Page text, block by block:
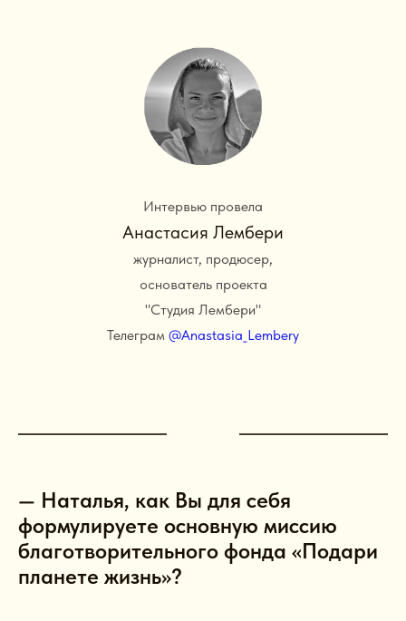
Интервью провела
Анастасия Лембери
журналист, продюсер,
основатель проекта
"Студия Лембери"
Телеграм @Anastasia_Lembery
— Наталья, как Вы для себя
формулируете основную миссию
благотворительного фонда «Подари
планете жизнь»?